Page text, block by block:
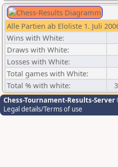
Alle Partien ab Eloliste 1. Juli
Wins with White:
Draws with White:
Losses with White:
Total games with White:
Total % with white:
Chess-Tournament-Results-Server
Legal details/Terms of use